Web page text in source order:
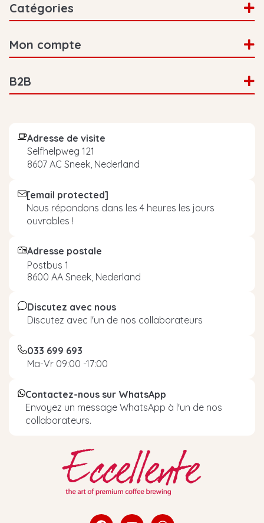
Catégories
Mon compte
B2B
Adresse de visite
Selfhelpweg 121
8607 AC Sneek, Nederland
[email protected]
Nous répondons dans les 4 heures les jours
ouvrables !
Adresse postale
Postbus 1
8600 AA Sneek, Nederland
Discutez avec nous
Discutez avec l'un de nos collaborateurs
033 699 693
Ma-Vr 09:00 -17:00
Contactez-nous sur WhatsApp
Envoyez un message WhatsApp à l'un de nos
collaborateurs.